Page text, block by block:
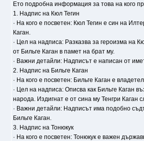
Ето подробна информация за това на кого
1. Надпис на Кюл Тегин
· На кого е посветен: Кюл Тегин е син на
Каган.
· Цел на надписа: Разказва за героизма на
от Бильге Каган в памет на брат му.
· Важни детайли: Надписът е написан от
2. Надпис на Бильге Каган
· На кого е посветен: Бильге Каган е
· Цел на надписа: Описва как Бильге Каган
народа. Издигнат е от сина му Тенгри Каган
· Важни детайли: Надписът има подобно
Бильге Каган.
3. Надпис на Тонюкук
· На кого е посветен: Тонюкук е важен